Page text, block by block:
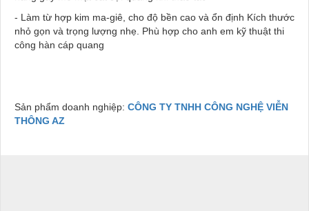
- Làm từ hợp kim ma-giê, cho độ bền cao và ổn định Kích thước
nhỏ gọn và trọng lượng nhẹ. Phù hợp cho anh em kỹ thuật thi
công hàn cáp quang
Sản phẩm doanh nghiệp: CÔNG TY TNHH CÔNG NGHỆ VIỄN
THÔNG AZ